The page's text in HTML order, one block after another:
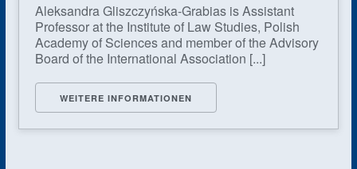
Aleksandra Gliszczyńska-Grabias is Assistant
Professor at the Institute of Law Studies, Polish
Academy of Sciences and member of the Advisory
Board of the International Association [...]
WEITERE INFORMATIONEN